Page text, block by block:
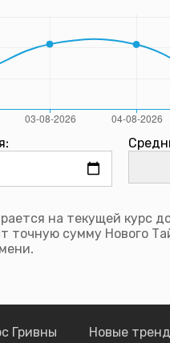
на текущей курс
сумму Нового
Гривны Новые